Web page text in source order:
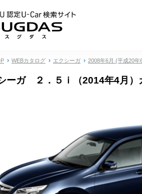
WEBカタログ エクシーガ 2008年6月 (平成20
ーガ ２．５ｉ（2014年4月）